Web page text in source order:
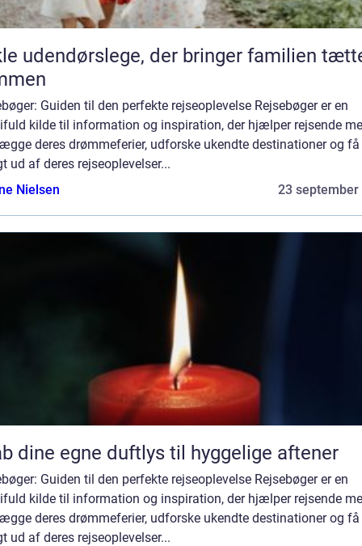
udendørslege, der bringer familien
Guiden til den perfekte rejseoplevelse Rejsebøger er en
kilde til information og inspiration, der hjælper rejsende
deres drømmeferier, udforske ukendte destinationer og
ud af deres rejseoplevelser...
Nielsen
23 september
dine egne duftlys til hyggelige aftener
Guiden til den perfekte rejseoplevelse Rejsebøger er en
kilde til information og inspiration, der hjælper rejsende
deres drømmeferier, udforske ukendte destinationer og
ud af deres rejseoplevelser...